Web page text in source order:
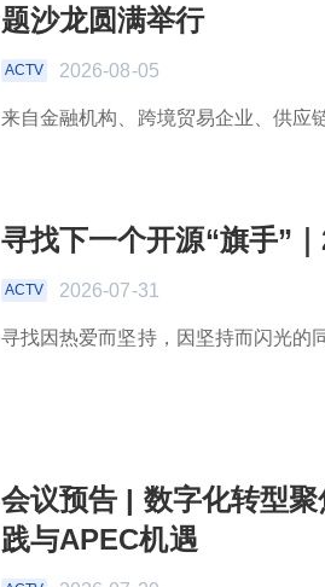
题沙龙圆满举行
ACTV 2026-08-05
来自金融机构、跨境贸易企业、供应
寻找下一个开源“旗手”
ACTV 2026-07-31
寻找因热爱而坚持，因坚持而闪光的
会议预告 | 数字化转型
践与APEC机遇